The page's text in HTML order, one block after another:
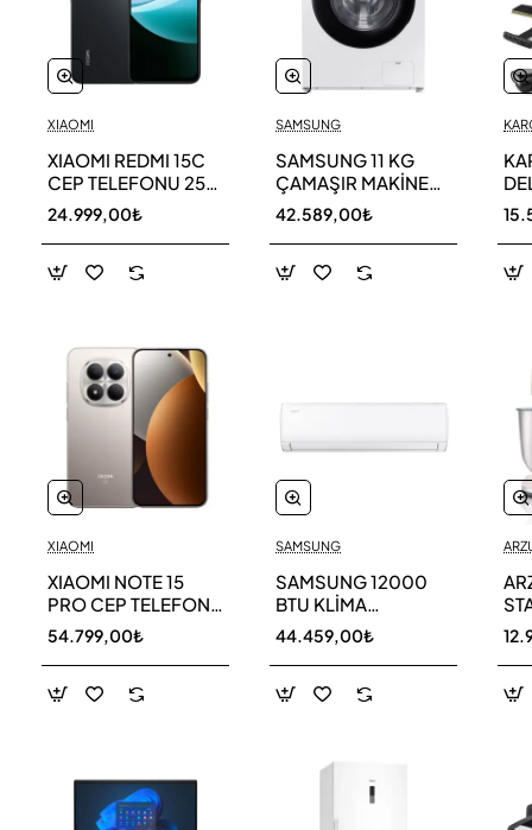
XIAOMI
XIAOMI REDMI 15C
CEP TELEFONU 256
GB
24.999,00₺
XIAOMI
XIAOMI NOTE 15
PRO CEP TELEFONU
256 GB
54.799,00₺
SAMSUNG
SAMSUNG 11 KG
ÇAMAŞIR MAKİNESİ
WW11DG5B25AEAH
42.589,00₺
SAMSUNG
SAMSUNG 12000
BTU KLİMA
AR40F12C0AM SK
44.459,00₺